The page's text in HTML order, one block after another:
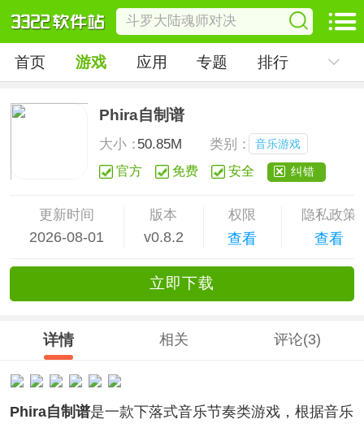
首页 游戏 应用 专题 排行
Phira自制谱
大小：50.85M 类别： 音乐游戏
官方 免费 安全 纠错
更新时间
2026-08-01
版本
v0.8.2
权限
查看
隐私政策
查看
立即下载
详情 相关 评论(3)
Phira自制谱是一款下落式音乐节奏类游戏，根据音乐